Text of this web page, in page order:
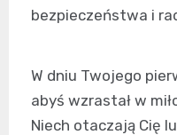
bezpieczeństwa i
W dniu Twojego
abyś wzrastał w
Niech otaczają Cię